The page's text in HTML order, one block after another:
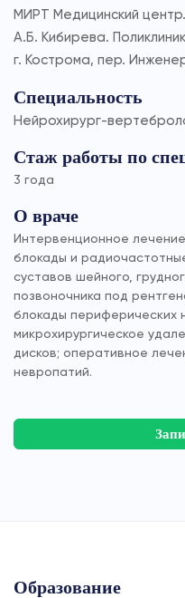
МИРТ Медицинский центр.
А.Б. Кибирева.
г. Кострома, пер.
Специальность
Нейрохирург-
Стаж работы по
3 года
О враче
Интервенционное
блокады и
суставов шейного,
позвоночника под
блокады периферических
микрохирургическое
дисков; оперативное
невропатий.
Образование